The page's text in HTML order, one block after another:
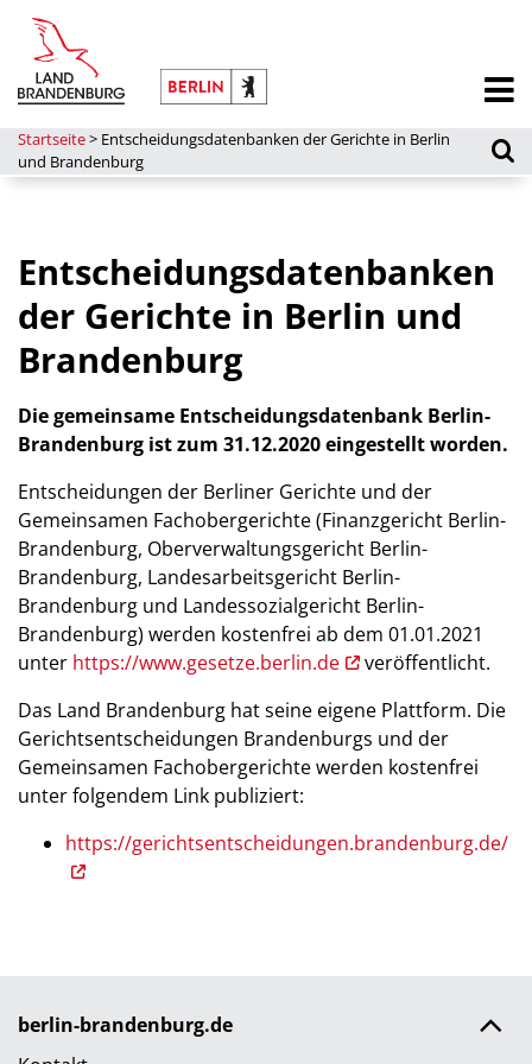
Startseite> Entscheidungsdatenbanken der Gerichte in Berlin
und Brandenburg
Entscheidungsdatenbanken
der Gerichte in Berlin und
Brandenburg
Die gemeinsame Entscheidungsdatenbank Berlin-
Brandenburg ist zum 31.12.2020 eingestellt worden.
Entscheidungen der Berliner Gerichte und der
Gemeinsamen Fachobergerichte (Finanzgericht Berlin-
Brandenburg, Oberverwaltungsgericht Berlin-
Brandenburg, Landesarbeitsgericht Berlin-
Brandenburg und Landessozialgericht Berlin-
Brandenburg) werden kostenfrei ab dem 01.01.2021
unter https://www.gesetze.berlin.de
veröffentlicht.
Das Land Brandenburg hat seine eigene Plattform. Die
Gerichtsentscheidungen Brandenburgs und der
Gemeinsamen Fachobergerichte werden kostenfrei
unter folgendem Link publiziert:
https://gerichtsentscheidungen.brandenburg.de/
berlin-brandenburg.de